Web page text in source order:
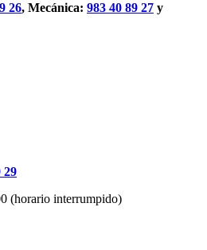
26, Mecánica: 983 40 89 27 y
29
(horario interrumpido)